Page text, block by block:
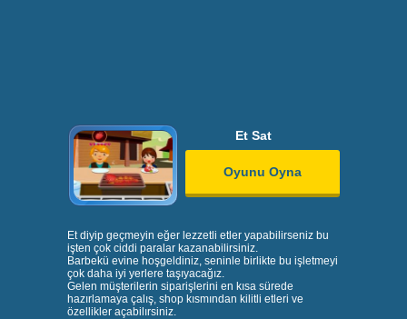
Et Sat
Oyunu Oyna
Et diyip geçmeyin eğer lezzetli etler yapabilirseniz bu
işten çok ciddi paralar kazanabilirsiniz.
Barbekü evine hoşgeldiniz, seninle birlikte bu işletmeyi
çok daha iyi yerlere taşıyacağız.
Gelen müşterilerin siparişlerini en kısa sürede
hazırlamaya çalış, shop kısmından kilitli etleri ve
özellikler açabilırsiniz.